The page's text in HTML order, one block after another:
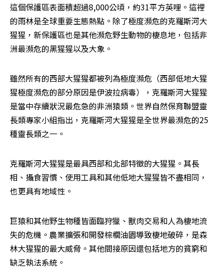
這個保護區表面積超過8,000公頃，約31平方英哩。這裡
的雨林是全球重要生態熱點。除了極度瀕危的克羅斯河大
猩猩，新保護區也是其他瀕危野生動物的棲息地，包括非
洲最瀕危的黑猩猩以及大象。
雖然所有的西部大猩猩都被列為極度瀕危（西部低地大猩
猩極度瀕危的部分原因是伊波拉病毒），克羅斯河大猩猩
是當中存續狀況最危急的非洲猿類。世界自然保育聯盟靈
長類專家小組指出，克羅斯河大猩猩是全世界最瀕危的25
種靈長類之一。
克羅斯河大猩猩是最具西部和北部特徵的大猩猩。其長
相、攝食習慣、使用工具和其他低地大猩猩皆不盡相同，
也更具有地域性。
巨猿和其他野生物種皆面臨狩獵、獸肉交易和人為棲地流
失的危機。農業擴張和開發棕櫚油園導致棲地破碎，是森
林大猩猩的最大威脅。其他間接原因還包括地方的貧窮和
缺乏執法系統。